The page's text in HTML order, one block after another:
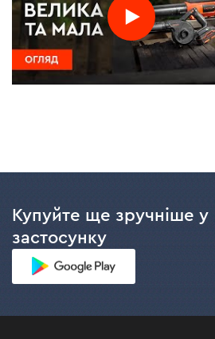
Купуйте ще зручніше у
застосунку